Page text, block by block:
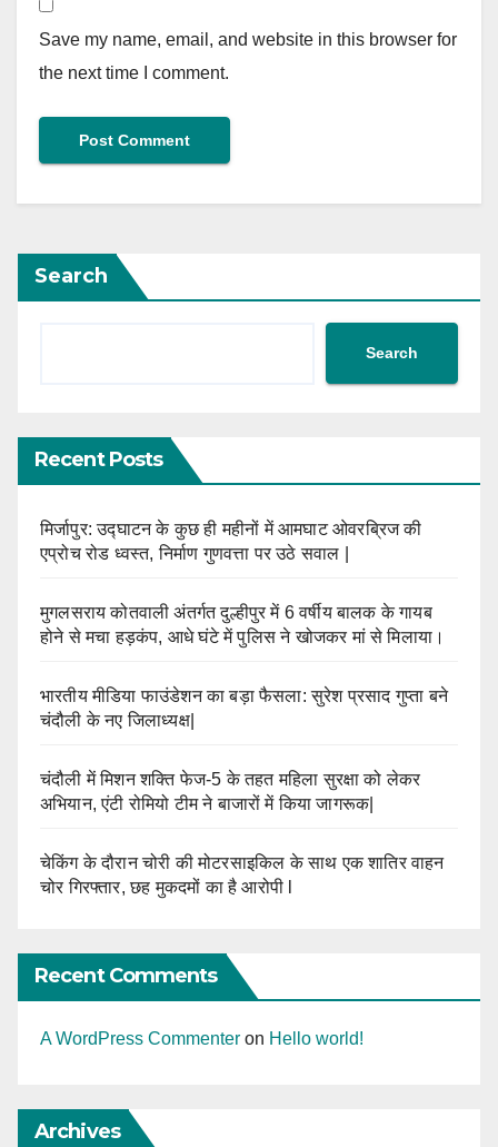
Save my name, email, and website in this browser for
the next time I comment.
Search
Search
Recent Posts
मिर्जापुर: उद्घाटन के कुछ ही महीनों में आमघाट ओवरब्रिज की
एप्रोच रोड ध्वस्त, निर्माण गुणवत्ता पर उठे सवाल |
मुगलसराय कोतवाली अंतर्गत दुल्हीपुर में 6 वर्षीय बालक के गायब
होने से मचा हड़कंप, आधे घंटे में पुलिस ने खोजकर मां से मिलाया।
भारतीय मीडिया फाउंडेशन का बड़ा फैसला: सुरेश प्रसाद गुप्ता बने
चंदौली के नए जिलाध्यक्ष|
चंदौली में मिशन शक्ति फेज-5 के तहत महिला सुरक्षा को लेकर
अभियान, एंटी रोमियो टीम ने बाजारों में किया जागरूक|
चेकिंग के दौरान चोरी की मोटरसाइकिल के साथ एक शातिर वाहन
चोर गिरफ्तार, छह मुकदमों का है आरोपी l
Recent Comments
A WordPress Commenter on Hello world!
Archives